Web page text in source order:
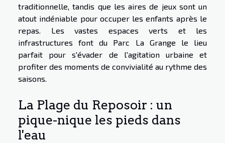
traditionnelle, tandis que les aires de jeux sont un
atout indéniable pour occuper les enfants après le
repas. Les vastes espaces verts et les
infrastructures font du Parc La Grange le lieu
parfait pour s'évader de l'agitation urbaine et
profiter des moments de convivialité au rythme des
saisons.
La Plage du Reposoir : un
pique-nique les pieds dans
l'eau